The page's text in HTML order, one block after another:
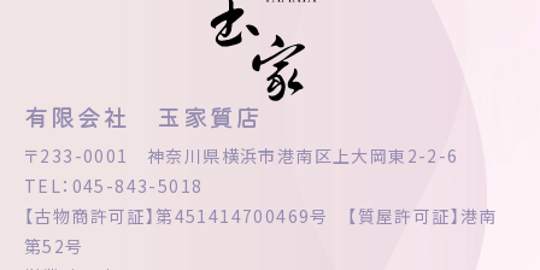
有限会社 玉家質店
〒233-0001 神奈川県横浜市港南区上大岡東2-2-6
TEL：045-843-5018
【古物商許可証】第451414700469号 【質屋許可証】港南
第52号